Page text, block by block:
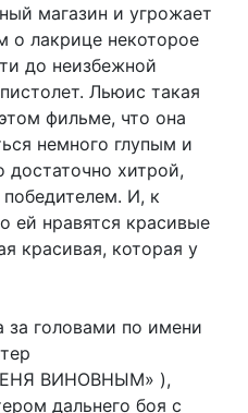
магазин и угрожает
о лакрице некоторое
до неизбежной
Льюис такая
фильме, что она
немного глупым и
достаточно хитрой,
И, к
ей нравятся красивые
красивая, которая у
за головами по имени
ВИНОВНЫМ» ),
дальнего боя с